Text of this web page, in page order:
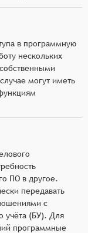
в программную
нескольких
могут иметь
ПО в другое.
передавать
с
учёта (БУ). Для
программные